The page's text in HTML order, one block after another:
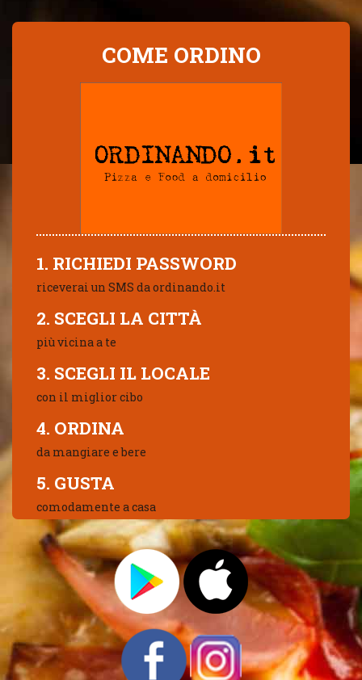
COME ORDINO
1. RICHIEDI PASSWORD
riceverai un SMS da ordinando.it
2. SCEGLI LA CITTÀ
più vicina a te
3. SCEGLI IL LOCALE
con il miglior cibo
4. ORDINA
da mangiare e bere
5. GUSTA
comodamente a casa